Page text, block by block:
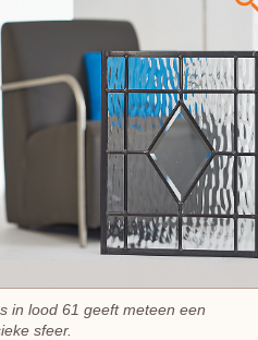
in lood 61 geeft meteen een
sfeer.